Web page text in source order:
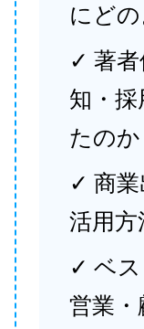
にど
✓ 著者
知・
たのか
✓ 商業
活用
✓ ベ
営業・